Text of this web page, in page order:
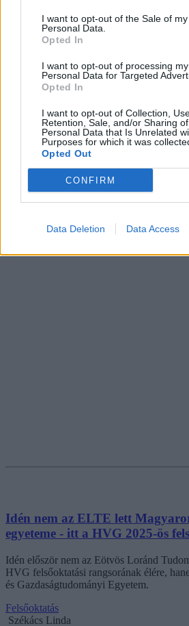
I want to opt-out of the Sale of my
Personal Data.
Opted In
I want to opt-out of processing my
Personal Data for Targeted
Opted In
I want to opt-out of Collection,
Retention, Sale, and/or Sharing
Personal Data that Is Unrelated
Purposes for which it was
Opted Out
CONFIRM
Data Deletion Data Access
Ezekre az egyetemekre
versenyeredménnyel rendelkező
Máshogy alakulnak a részrangsorok, mint
HVG 2025-ös Diploma kiadványában.
Székács Linda
Idén nem az ELTE lett
egyeteme - itt a HVG 2025-ös
Idén először nem az Eötvös Loránd
HVG felsőoktatási rangsorának élére,
és Gazdaságtudományi Egyetem.
Felsőoktatás
Székács Linda